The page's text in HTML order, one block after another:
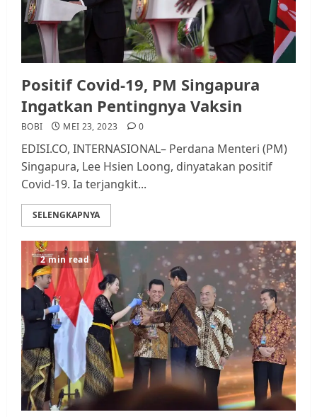
Positif Covid-19, PM Singapura
Ingatkan Pentingnya Vaksin
BOBI MEI 23, 2023 0
EDISI.CO, INTERNASIONAL– Perdana Menteri (PM)
Singapura, Lee Hsien Loong, dinyatakan positif
Covid-19. Ia terjangkit...
SELENGKAPNYA
2 min read